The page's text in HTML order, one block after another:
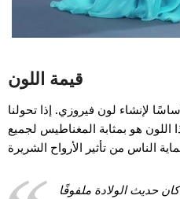
قيمة اللون
لإنشاء لون فيروزي. إذا تحولنا
اللون هو بمثابة المغناطيس لجميع
حديث الولادة ملفوفًا